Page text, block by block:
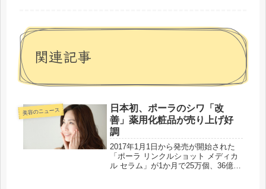
関連記事
美容のニュース
日本初、ポーラのシワ「改
善」薬用化粧品が売り上げ好
調
2017年1月1日から発売が開始された
「ポーラ リンクルショット メディカ
ル セラム」が1か月で25万個、36億円